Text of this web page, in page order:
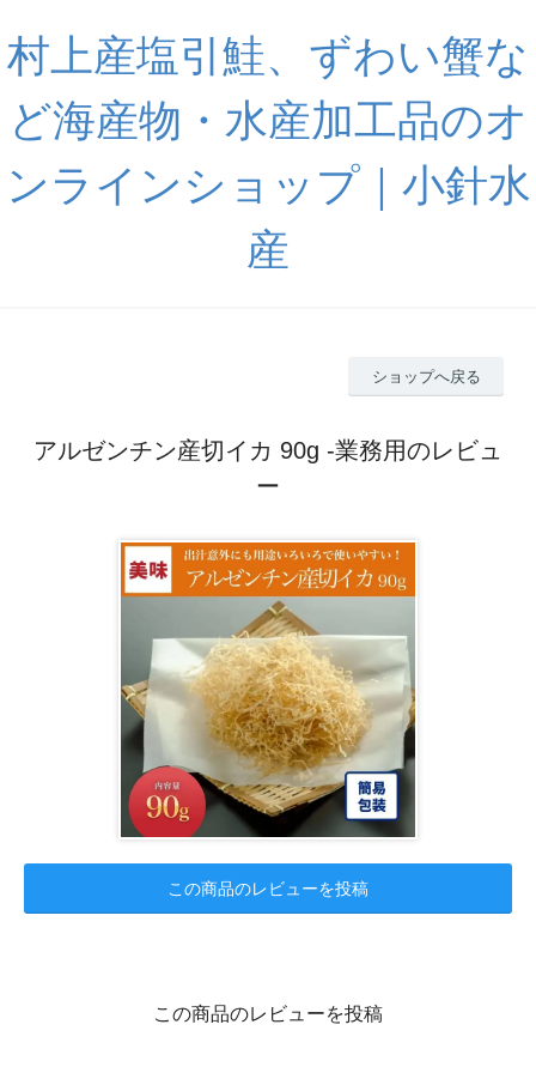
村上産塩引鮭、ずわい蟹な
ど海産物・水産加工品のオ
ンラインショップ｜小針水
産
ショップへ戻る
アルゼンチン産切イカ 90g -業務用のレビュ
ー
この商品のレビューを投稿
この商品のレビューを投稿